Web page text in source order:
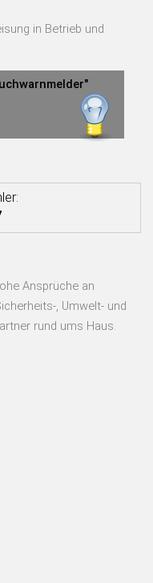
in Betrieb und
Ansprüche an
, Umwelt- und
rund ums Haus.